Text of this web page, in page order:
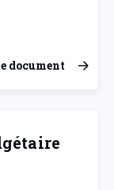
document